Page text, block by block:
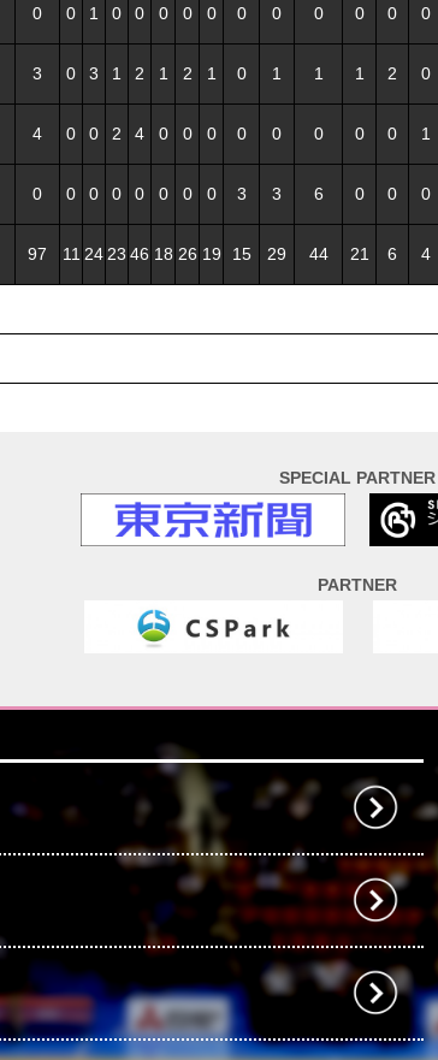
0 0 1 0 0 0 0 0 0 0 0 0 0 0
3 0 3 1 2 1 2 1 0 1 1 1 2 0
4 0 0 2 4 0 0 0 0 0 0 0 0 1
0 0 0 0 0 0 0 0 3 3 6 0 0 0
97 11 24 23 46 18 26 19 15 29 44 21 6 4
SPECIAL PARTNER
PARTNER